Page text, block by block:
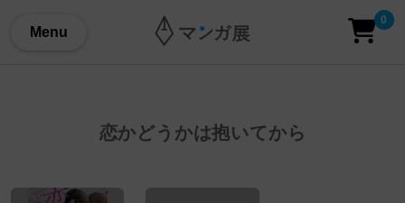
Menu
0
恋かどうかは抱いてから